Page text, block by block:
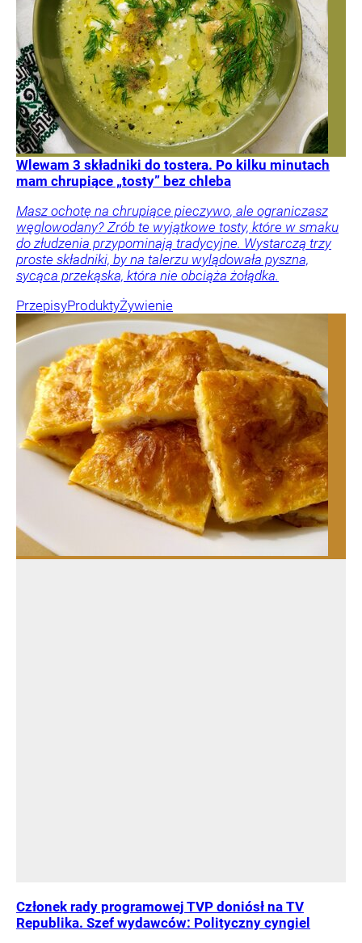
Wlewam 3 składniki do tostera. Po kilku minutach
mam chrupiące „tosty” bez chleba
Masz ochotę na chrupiące pieczywo, ale ograniczasz
węglowodany? Zrób te wyjątkowe tosty, które w smaku
do złudzenia przypominają tradycyjne. Wystarczą trzy
proste składniki, by na talerzu wylądowała pyszna,
sycąca przekąska, która nie obciąża żołądka.
PrzepisyProduktyŻywienie
Członek rady programowej TVP doniósł na TV
Republika. Szef wydawców: Polityczny cyngiel